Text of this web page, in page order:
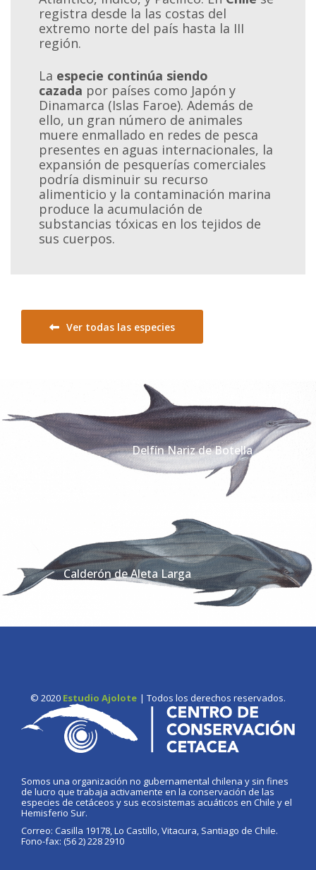
registra desde la las costas del
extremo norte del país hasta la III
región.
La especie continúa siendo
cazada por países como Japón y
Dinamarca (Islas Faroe). Además de
ello, un gran número de animales
muere enmallado en redes de pesca
presentes en aguas internacionales, la
expansión de pesquerías comerciales
podría disminuir su recurso
alimenticio y la contaminación marina
produce la acumulación de
substancias tóxicas en los tejidos de
sus cuerpos.
Ver todas las especies
Delfín Nariz de Botella
Calderón de Aleta Larga
© 2020 Estudio Ajolote | Todos los derechos reservados.
Somos una organización no gubernamental chilena y sin fines
de lucro que trabaja activamente en la conservación de las
especies de cetáceos y sus ecosistemas acuáticos en Chile y el
Hemisferio Sur.
Correo: Casilla 19178, Lo Castillo, Vitacura, Santiago de Chile.
Fono-fax: (56 2) 228 2910